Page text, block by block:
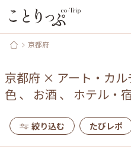
京都府
京都府 × アート・カル
色、 お酒 、 ホテル・
絞り込む たびレポ